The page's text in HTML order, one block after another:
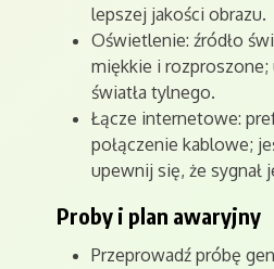
lepszej jakości obrazu.
Oświetlenie: źródło
miękkie i rozproszone;
światła tylnego.
Łącze internetowe:
połączenie kablowe;
upewnij się, że sygnał
Proby i plan awaryjny
Przeprowadź próbę